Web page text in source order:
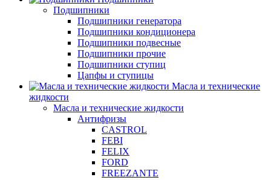
Подшипники
Подшипники генератора
Подшипники кондиционера
Подшипники подвесные
Подшипники прочие
Подшипники ступиц
Цапфы и ступицы
Масла и технические
жидкости
Масла и технические жидкости
Антифризы
CASTROL
FEBI
FELIX
FORD
FREEZANTE